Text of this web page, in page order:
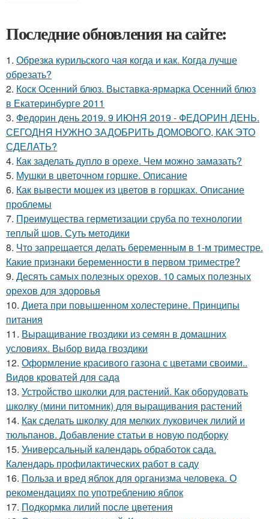
Последние обновления на сайте:
1. Обрезка курильского чая когда и как. Когда лучше
обрезать?
2. Коск Осенний блюз. Выставка-ярмарка Осенний блюз
в Екатеринбурге 2011
3. Федорин день 2019. 9 ИЮНЯ 2019 - ФЕДОРИН ДЕНЬ.
СЕГОДНЯ НУЖНО ЗАДОБРИТЬ ДОМОВОГО, КАК ЭТО
СДЕЛАТЬ?
4. Как заделать дупло в орехе. Чем можно замазать?
5. Мушки в цветочном горшке. Описание
6. Как вывести мошек из цветов в горшках. Описание
проблемы
7. Преимущества герметизации сруба по технологии
теплый шов. Суть методики
8. Что запрещается делать беременным в 1-м триместре.
Какие признаки беременности в первом триместре?
9. Десять самых полезных орехов. 10 самых полезных
орехов для здоровья
10. Диета при повышенном холестерине. Принципы
питания
11. Выращивание гвоздики из семян в домашних
условиях. Выбор вида гвоздики
12. Оформление красивого газона с цветами своими..
Видов кроватей для сада
13. Устройство школки для растений. Как оборудовать
школку (мини питомник) для выращивания растений
14. Как сделать школку для мелких луковичек лилий и
тюльпанов. Добавление статьи в новую подборку
15. Универсальный календарь обработок сада.
Календарь профилактических работ в саду
16. Польза и вред яблок для организма человека. О
рекомендациях по употреблению яблок
17. Подкормка лилий после цветения